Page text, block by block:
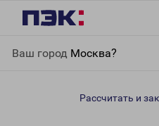
Ваш город Москва?
Гомель
Рассчитать и